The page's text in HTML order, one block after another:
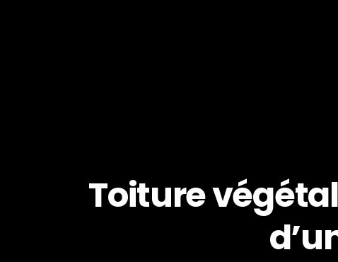
Toiture